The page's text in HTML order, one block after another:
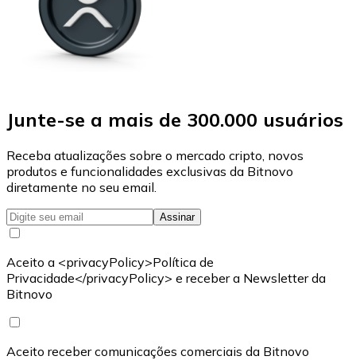
Junte-se a mais de 300.000 usuários
Receba atualizações sobre o mercado cripto, novos
produtos e funcionalidades exclusivas da Bitnovo
diretamente no seu email.
Assinar
Aceito a <privacyPolicy>Política de
Privacidade</privacyPolicy> e receber a Newsletter da
Bitnovo
Aceito receber comunicações comerciais da Bitnovo